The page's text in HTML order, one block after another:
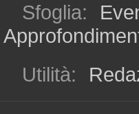
Sfoglia:
Utilità: